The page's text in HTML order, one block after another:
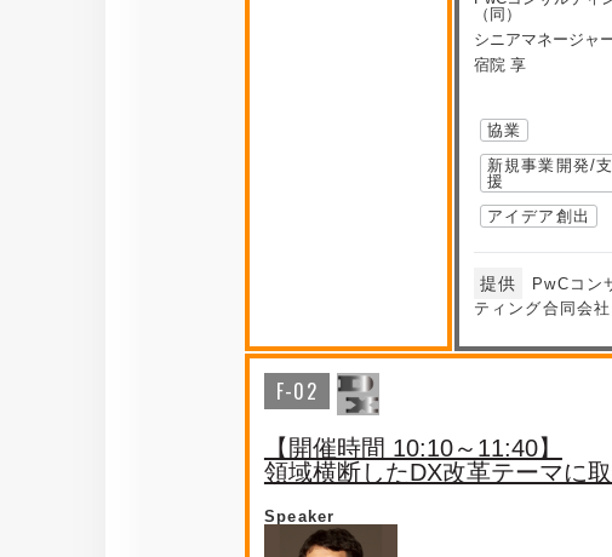
（同）
シニアマネージャ
宿院 享
協業
新規事業開発/支
援
アイデア創出
提供
PwCコン
ティング合同会社
F-02
【開催時間 10:10～11:40】
領域横断したDX改革テーマに
Speaker